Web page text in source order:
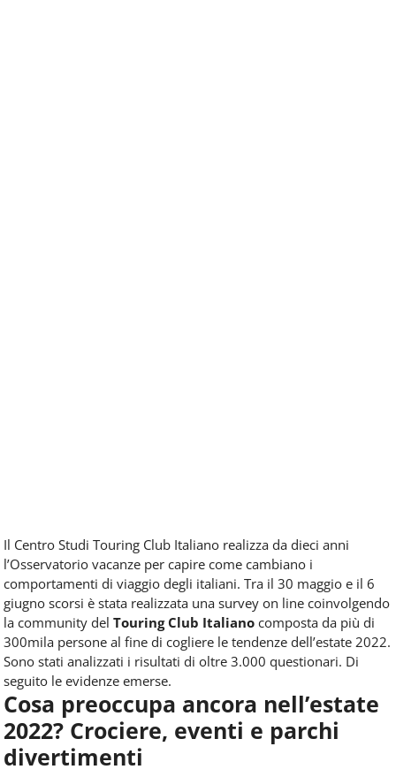
Il Centro Studi Touring Club Italiano realizza da dieci anni
l’Osservatorio vacanze per capire come cambiano i
comportamenti di viaggio degli italiani. Tra il 30 maggio e il 6
giugno scorsi è stata realizzata una survey on line coinvolgendo
la community del Touring Club Italiano composta da più di
300mila persone al fine di cogliere le tendenze dell’estate 2022.
Sono stati analizzati i risultati di oltre 3.000 questionari. Di
seguito le evidenze emerse.
Cosa preoccupa ancora nell’estate
2022? Crociere, eventi e parchi
divertimenti